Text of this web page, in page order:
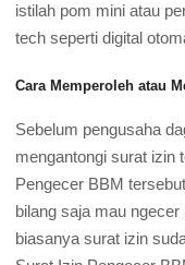
istilah pom mini atau
tech seperti digital
Cara Memperoleh atau
Sebelum pengusaha
mengantongi surat izin
Pengecer BBM
bilang saja mau
biasanya surat izin